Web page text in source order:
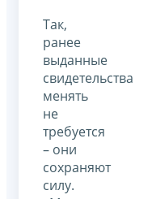
Так,
ранее
выданные
свидетельства
менять
не
требуется
– они
сохраняют
силу.